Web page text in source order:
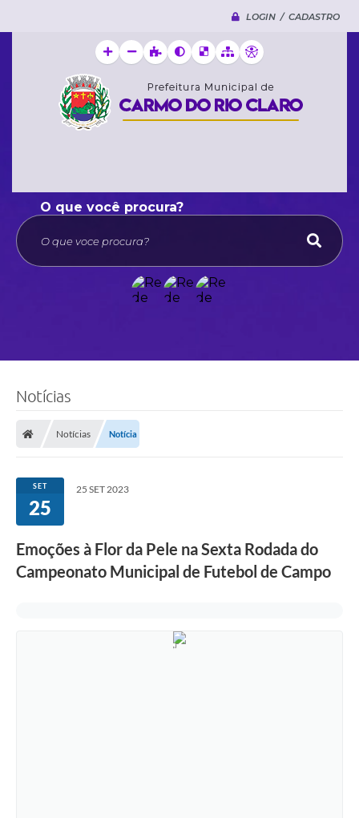
LOGIN / CADASTRO
O que voce procura?
Notícias
Notícias Notícia
SET
25
25 SET 2023
Emoções à Flor da Pele na Sexta Rodada do
Campeonato Municipal de Futebol de Campo